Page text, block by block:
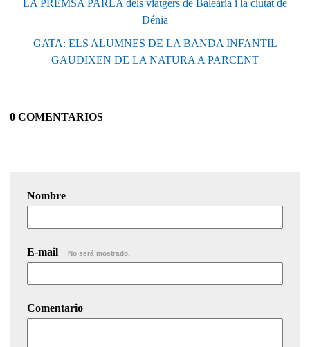
LA PREMSA PARLA dels viatgers de Baleària i la ciutat de
Dénia
GATA: ELS ALUMNES DE LA BANDA INFANTIL
GAUDIXEN DE LA NATURA A PARCENT
0 COMENTARIOS
Nombre
E-mail No será mostrado.
Comentario